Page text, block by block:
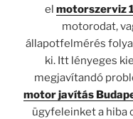
el motorszerviz
motorodat,
állapotfelmérés
ki. Itt lényeges
megjavítandó
motor javítás
ügyfeleinket a hiba